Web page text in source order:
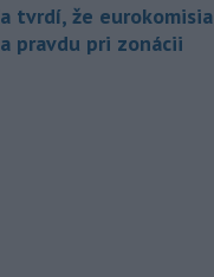
tvrdí, že eurokomisia
pravdu pri zonácii